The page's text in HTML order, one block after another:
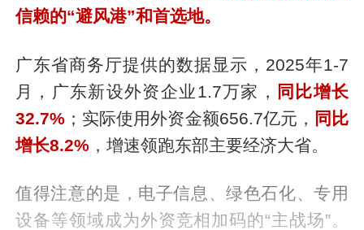
信赖的“避风港”和首选地。
广东省商务厅提供的数据显示，2025年1-7
月，广东新设外资企业1.7万家，
同比增长
32.7% ；实际使用外资金额656.7亿元， 同比
增长8.2% ，增速领跑东部主要经济大省。
值得注意的是，电子信息、绿色石化、专用
设备等领域成为外资竞相加码的“主战场”。